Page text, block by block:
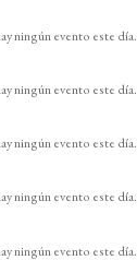
ningún evento este día.
ningún evento este día.
ningún evento este día.
ningún evento este día.
ningún evento este día.